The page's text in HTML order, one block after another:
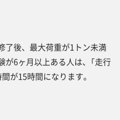
了後、最大荷重が1トン未満
6ヶ月以上ある人は、「走行
が15時間になります。